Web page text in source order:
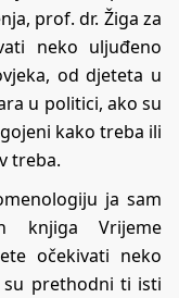
prof. dr. Žiga za
neko uljuđeno
od djeteta u
u politici, ako su
kako treba ili
treba.
ja sam
knjiga Vrijeme
očekivati neko
su prethodni ti isti